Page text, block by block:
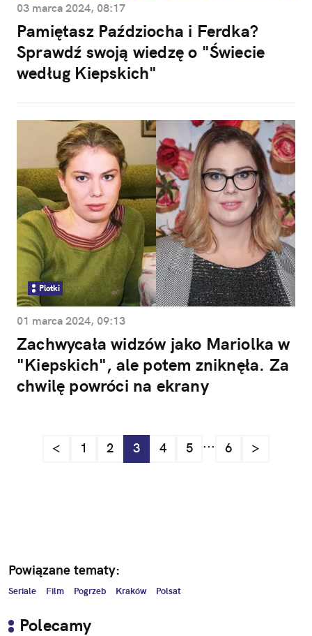
03 marca 2024, 08:17
Pamiętasz Paździocha i Ferdka?
Sprawdź swoją wiedzę o "Świecie
według Kiepskich"
Plotki
01 marca 2024, 09:13
Zachwycała widzów jako Mariolka w
"Kiepskich", ale potem zniknęła. Za
chwilę powróci na ekrany
< 1 2 3 4 5 ... 6 >
Powiązane tematy:
Seriale Film Pogrzeb Kraków Polsat
Polecamy